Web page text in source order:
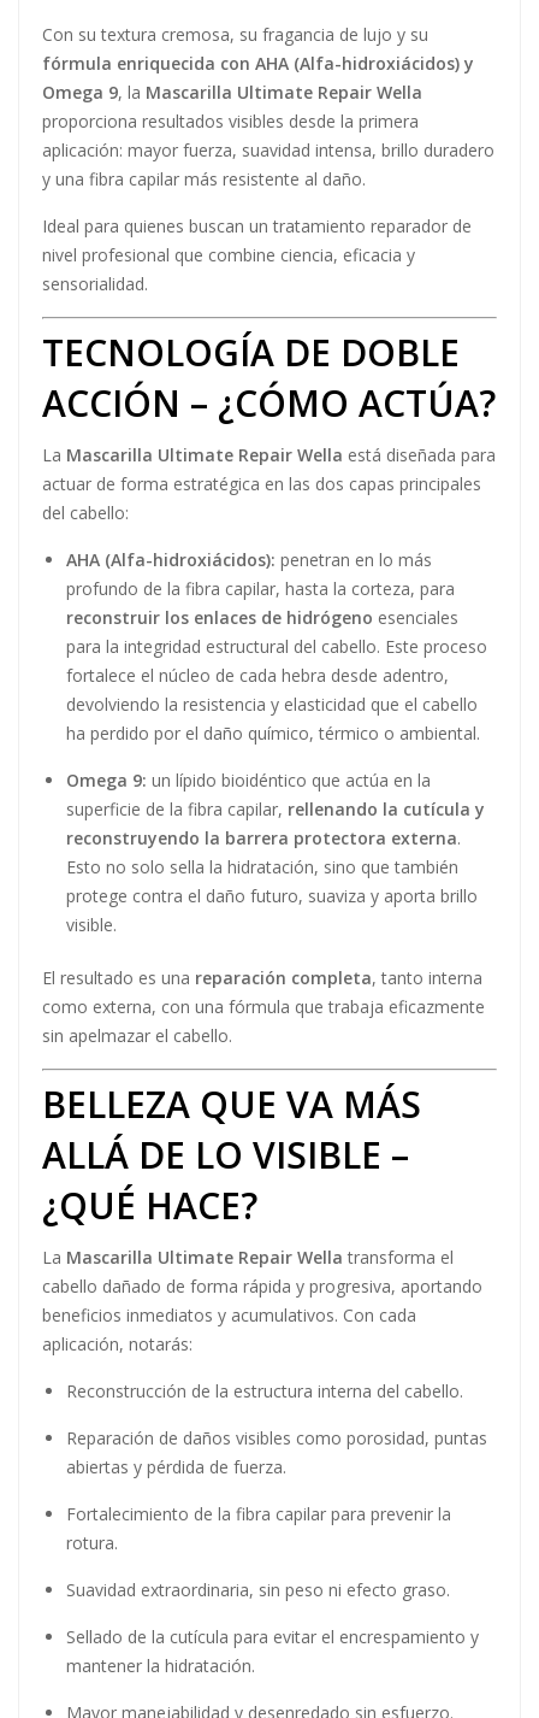
Con su textura cremosa, su fragancia de lujo y su
fórmula enriquecida con AHA (Alfa-hidroxiácidos) y
Omega 9, la Mascarilla Ultimate Repair Wella
proporciona resultados visibles desde la primera
aplicación: mayor fuerza, suavidad intensa, brillo duradero
y una fibra capilar más resistente al daño.
Ideal para quienes buscan un tratamiento reparador de
nivel profesional que combine ciencia, eficacia y
sensorialidad.
TECNOLOGÍA DE DOBLE
ACCIÓN – ¿CÓMO ACTÚA?
La Mascarilla Ultimate Repair Wella está diseñada para
actuar de forma estratégica en las dos capas principales
del cabello:
AHA (Alfa-hidroxiácidos): penetran en lo más
profundo de la fibra capilar, hasta la corteza, para
reconstruir los enlaces de hidrógeno esenciales
para la integridad estructural del cabello. Este proceso
fortalece el núcleo de cada hebra desde adentro,
devolviendo la resistencia y elasticidad que el cabello
ha perdido por el daño químico, térmico o ambiental.
Omega 9: un lípido bioidéntico que actúa en la
superficie de la fibra capilar, rellenando la cutícula y
reconstruyendo la barrera protectora externa.
Esto no solo sella la hidratación, sino que también
protege contra el daño futuro, suaviza y aporta brillo
visible.
El resultado es una reparación completa, tanto interna
como externa, con una fórmula que trabaja eficazmente
sin apelmazar el cabello.
BELLEZA QUE VA MÁS
ALLÁ DE LO VISIBLE –
¿QUÉ HACE?
La Mascarilla Ultimate Repair Wella transforma el
cabello dañado de forma rápida y progresiva, aportando
beneficios inmediatos y acumulativos. Con cada
aplicación, notarás:
Reconstrucción de la estructura interna del cabello.
Reparación de daños visibles como porosidad, puntas
abiertas y pérdida de fuerza.
Fortalecimiento de la fibra capilar para prevenir la
rotura.
Suavidad extraordinaria, sin peso ni efecto graso.
Sellado de la cutícula para evitar el encrespamiento y
mantener la hidratación.
Mayor manejabilidad y desenredado sin esfuerzo.